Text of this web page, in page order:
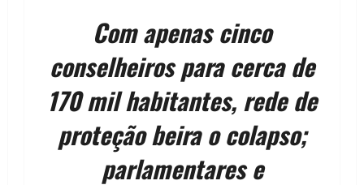
Com apenas cinco
conselheiros para cerca de
170 mil habitantes, rede de
proteção beira o colapso;
parlamentares e